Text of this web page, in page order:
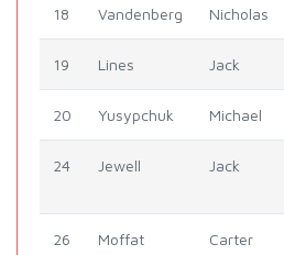
18 Vandenberg Nicholas
19 Lines Jack
20 Yusypchuk Michael
24 Jewell Jack
26 Moffat Carter